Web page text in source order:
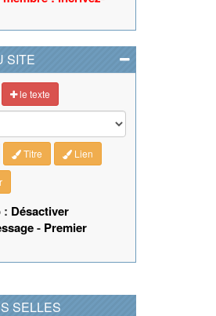
SITE
le texte
Titre Lien
: Désactiver
- Premier
SELLES